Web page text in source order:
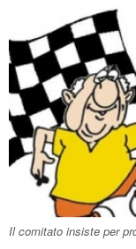
Il comitato insiste per